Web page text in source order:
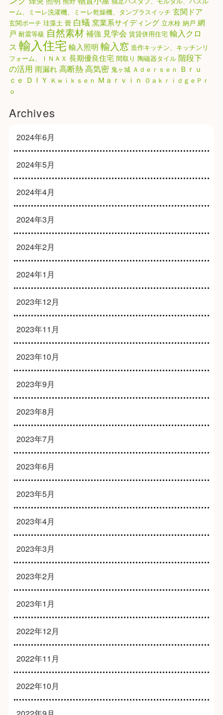
ーム、ミーレ洗濯機、ミーレ乾燥機、タンブラスイッチ 玄関ドア
玄関ポーチ 珪藻土 畳 白蟻 窯業系サイディング 立水栓 納戸 網
戸 耐震等級 自然素材補強 見学会 賃貸併用住宅 輸入クロ
ス 輸入住宅 輸入照明 輸入窓 造作キッチン、キッチンリ
フォーム、ＩＮＡＸ 長期優良住宅 間取り 陶磁器タイル 階段下
の活用 雨漏れ高断熱高気密 鬼ヶ城 Ａｄｅｒｓｅｎ Ｂｒｕ
ｃｅ ＤＩＹ Ｋｗｉｋｓｅｎ Ｍａｒｖｉｎ ＯａｋｒｉｄｇｅＰｒ
ｏ
Archives
2024年6月
2024年5月
2024年4月
2024年3月
2024年2月
2024年1月
2023年12月
2023年11月
2023年10月
2023年9月
2023年8月
2023年7月
2023年6月
2023年5月
2023年4月
2023年3月
2023年2月
2023年1月
2022年12月
2022年11月
2022年10月